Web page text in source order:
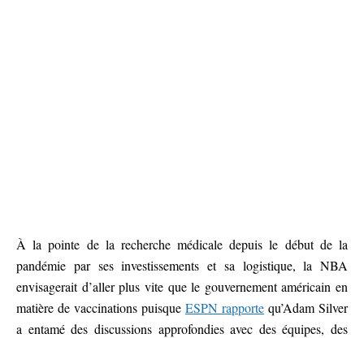
À la pointe de la recherche médicale depuis le début de la
pandémie par ses investissements et sa logistique, la NBA
envisagerait d’aller plus vite que le gouvernement américain en
matière de vaccinations puisque ESPN rapporte qu’Adam Silver
a entamé des discussions approfondies avec des équipes, des